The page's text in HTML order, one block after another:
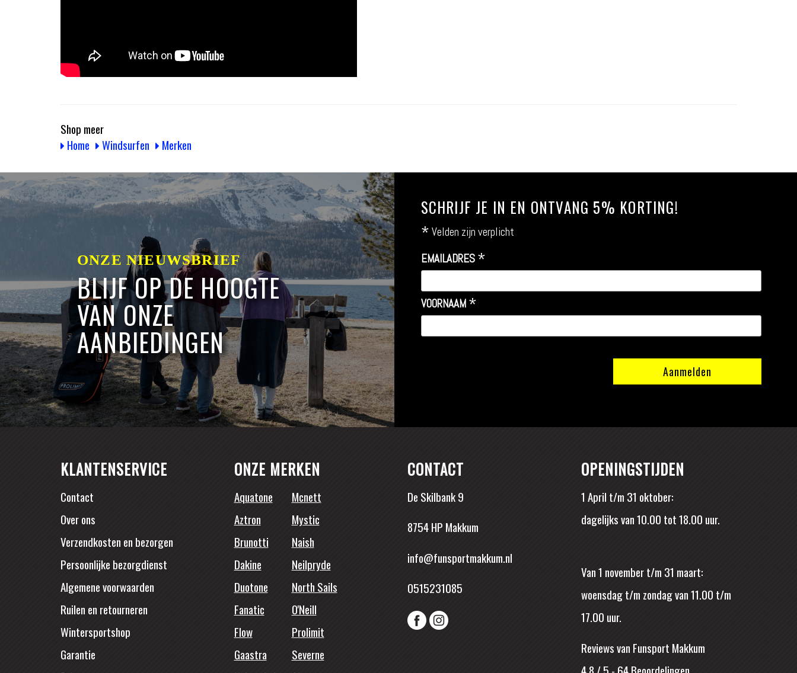
Shop meer
Home
Windsurfen Merken
ONZE NIEUWSBRIEF
BLIJF OP DE HOOGTE
VAN ONZE
AANBIEDINGEN
SCHRIJF JE IN EN ONTVANG 5% KORTING!
* Velden zijn verplicht
EMAILADRES *
VOORNAAM *
KLANTENSERVICE
Contact
Over ons
Verzendkosten en bezorgen
Persoonlijke bezorgdienst
Algemene voorwaarden
Ruilen en retourneren
Wintersportshop
Garantie
ONZE MERKEN
Aquatone
Mcnett
Aztron
Mystic
Brunotti
Naish
Dakine
Neilpryde
Duotone
North Sails
Fanatic
O'Neill
Flow
Prolimit
Gaastra
Severne
CONTACT
De Skilbank 9
8754 HP Makkum
info@funsportmakkum.nl
0515231085
OPENINGSTIJDEN
1 April t/m 31 oktober:
dagelijks van 10.00 tot 18.00 uur.
Van 1 november t/m 31 maart:
woensdag t/m zondag van 11.00 t/m
17.00 uur.
Reviews van Funsport Makkum